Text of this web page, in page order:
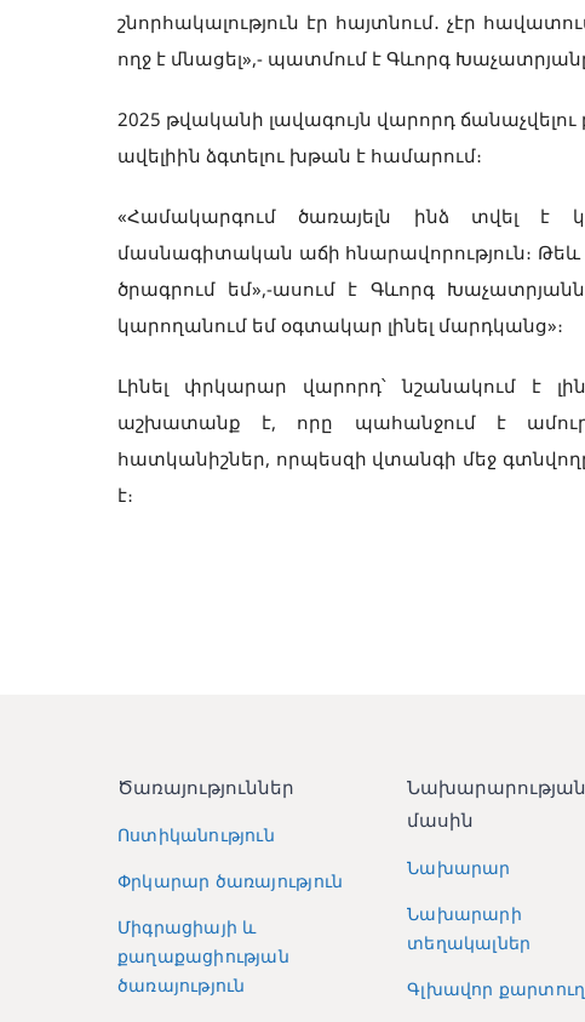
շնորհակալություն էր հայտնում․ չէր
ողջ է մնացել»,- պատմում է Գևորգ
2025 թվականի լավագույն վարորդ
ավելիին ձգտելու խթան է համարում։
«Համակարգում ծառայելն ինձ տվել է
մասնագիտական աճի հնարավորություն։ Թեև
ծրագրում եմ»,-ասում է Գևորգ
կարողանում եմ օգտակար լինել մարդկանց»։
Լինել փրկարար վարորդ՝ նշանակում է
աշխատանք է, որը պահանջում է ամուր
հատկանիշներ, որպեսզի վտանգի մեջ
է։
Ծառայություններ
Ոստիկանություն
Փրկարար ծառայություն
Միգրացիայի և
քաղաքացիության
ծառայություն
Նախարարության
մասին
Նախարար
Նախարարի
տեղակալներ
Գլխավոր